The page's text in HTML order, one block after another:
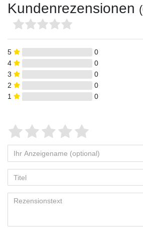
Kundenrezensionen
5
0
4
0
3
0
2
0
1
0